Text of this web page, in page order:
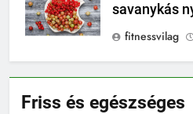
savanykás
fitnessvilag
Friss és egészséges